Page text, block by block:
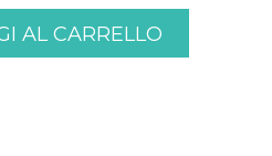
AL CARRELLO